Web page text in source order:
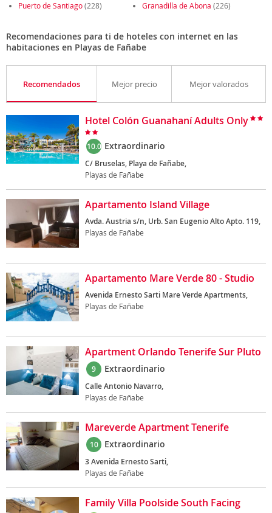
Puerto de Santiago(228) Granadilla de Abona (226)
Recomendaciones para ti de hoteles con internet en las
habitaciones en Playas de Fañabe
Recomendados Mejor precio Mejor valorados
Hotel Colón Guanahaní Adults Only
10.0 Extraordinario
C/ Bruselas, Playa de Fañabe,
Playas de Fañabe
Apartamento Island Village
Avda. Austria s/n, Urb. San Eugenio Alto Apto. 119,
Playas de Fañabe
Apartamento Mare Verde 80 - Studio
Avenida Ernesto Sarti Mare Verde Apartments,
Playas de Fañabe
Apartment Orlando Tenerife Sur Pluto
9 Extraordinario
Calle Antonio Navarro,
Playas de Fañabe
Mareverde Apartment Tenerife
10 Extraordinario
3 Avenida Ernesto Sarti,
Playas de Fañabe
Family Villa Poolside South Facing